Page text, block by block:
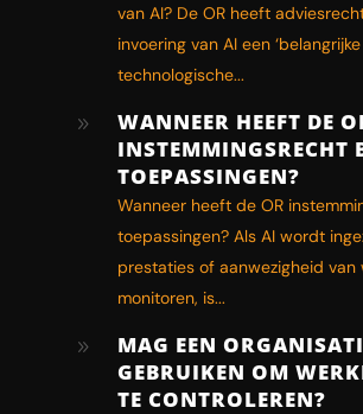
van AI? De OR heeft
invoering van AI een ‘belangrijke
technologische...
9
WANNEER HEEFT DE
INSTEMMINGSRECHT
TOEPASSINGEN?
Wanneer heeft de OR
toepassingen? Als AI wordt
prestaties of aanwezigheid van
monitoren, is...
9
MAG EEN
GEBRUIKEN OM
TE CONTROLEREN?